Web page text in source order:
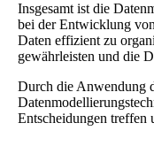
Insgesamt ist die
bei der Entwicklung
Daten effizient zu
gewährleisten und die
Durch die Anwendung
Entscheidungen treffen